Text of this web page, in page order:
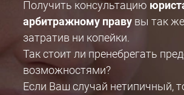
Получить консультацию
арбитражному праву вы так
затратив ни копейки.
Так стоит ли пренебрегать
возможностями?
Если Ваш случай нетипичный,